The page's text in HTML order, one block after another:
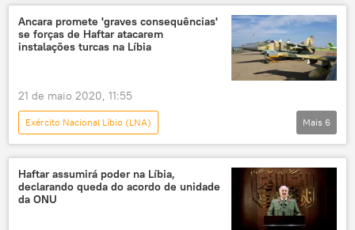
Oriente Médio e África
Norte da África
África
Oriente Médio
mundo árabe
Primavera Árabe
OTAN
Ancara promete 'graves consequências'
se forças de Haftar atacarem
instalações turcas na Líbia
21 de maio 2020, 11:55
Exército Nacional Líbio (LNA)
Oriente Médio e África
Mundo
Notícias
Khalifa Haftar
Hami Aksoy
Líbia
Turquia
Mais 6
Haftar assumirá poder na Líbia,
declarando queda do acordo de unidade
da ONU